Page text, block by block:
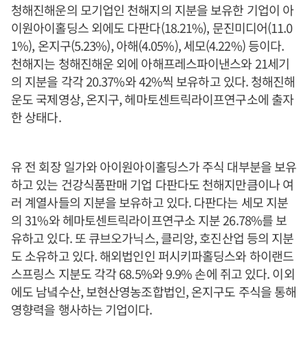
청해진해운의 모기업인 천해지의 지분을 보유한 기업이 아
이원아이홀딩스 외에도 다판다(18.21%), 문진미디어(11.0
1%), 온지구(5.23%), 아해(4.05%), 세모(4.22%) 등이다.
천해지는 청해진해운 외에 아해프레스파이낸스와 21세기
의 지분을 각각 20.37%와 42%씩 보유하고 있다. 청해진해
운도 국제영상, 온지구, 헤마토센트릭라이프연구소에 출자
한 상태다.
유 전 회장 일가와 아이원아이홀딩스가 주식 대부분을 보유
하고 있는 건강식품판매 기업 다판다도 천해지만큼이나 여
러 계열사들의 지분을 보유하고 있다. 다판다는 세모 지분
의 31%와 헤마토센트릭라이프연구소 지분 26.78%를 보
유하고 있다. 또 큐브오가닉스, 클리앙, 호진산업 등의 지분
도 소유하고 있다. 해외법인인 퍼시키파홀딩스와 하이랜드
스프링스 지분도 각각 68.5%와 9.9% 손에 쥐고 있다. 이외
에도 남녘수산, 보현산영농조합법인, 온지구도 주식을 통해
영향력을 행사하는 기업이다.